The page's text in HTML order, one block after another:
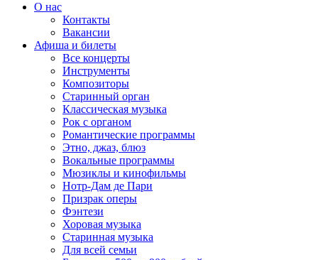
О нас
Контакты
Вакансии
Афиша и билеты
Все концерты
Инструменты
Композиторы
Старинный орган
Классическая музыка
Рок с органом
Романтические программы
Этно, джаз, блюз
Вокальные программы
Мюзиклы и кинофильмы
Нотр-Дам де Пари
Призрак оперы
Фэнтези
Хоровая музыка
Старинная музыка
Для всей семьи